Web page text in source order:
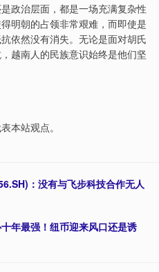
政治层面，都是一场充满复杂性
明朝的占领非常艰难，而即使是
依然没有消失。无论是面对胡氏
越南人的民族意识始终是他们坚
本站观点。
：没有与飞步科技合作无人
年最强！纽币迎来风口还是诱